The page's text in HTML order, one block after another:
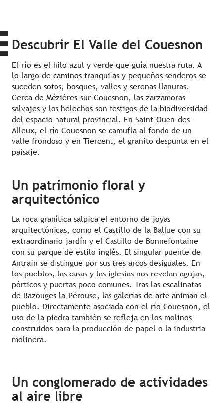
Descubrir El Valle del Couesnon
El río es el hilo azul y verde que guía nuestra ruta. A
lo largo de caminos tranquilas y pequeños senderos se
suceden sotos, bosques, valles y serenas llanuras.
Cerca de Mézières-sur-Couesnon, las zarzamoras
salvajes y los helechos son testigos de la biodiversidad
del espacio natural provincial. En Saint-Ouen-des-
Alleux, el río Couesnon se camufla al fondo de un
valle frondoso y en Tiercent, el granito despunta en el
paisaje.
Un patrimonio floral y
arquitectónico
La roca granítica salpica el entorno de joyas
arquitectónicas, como el Castillo de la Ballue con su
extraordinario jardín y el Castillo de Bonnefontaine
con su parque de estilo inglés. El singular puente de
Antrain se distingue por sus tres arcos desiguales. En
los pueblos, las casas y las iglesias nos revelan agujas,
pórticos y puertas poco comunes. Tras las escalinatas
de Bazouges-la-Pérouse, las galerías de arte animan el
pueblo. Directamente asociada con el río Couesnon, el
uso de la piedra también se refleja en los molinos
construidos para la producción de papel o la industria
molinera.
Un conglomerado de actividades
al aire libre